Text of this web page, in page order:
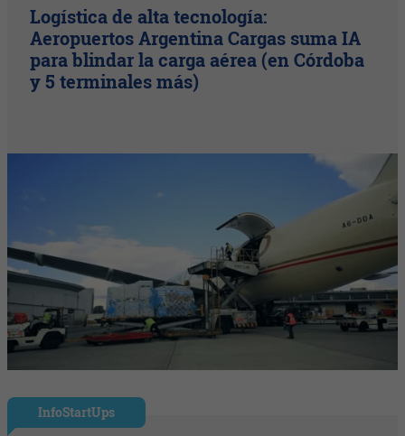
Logística de alta tecnología:
Aeropuertos Argentina Cargas suma IA
para blindar la carga aérea (en Córdoba
y 5 terminales más)
InfoStartUps